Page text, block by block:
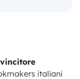
italiani